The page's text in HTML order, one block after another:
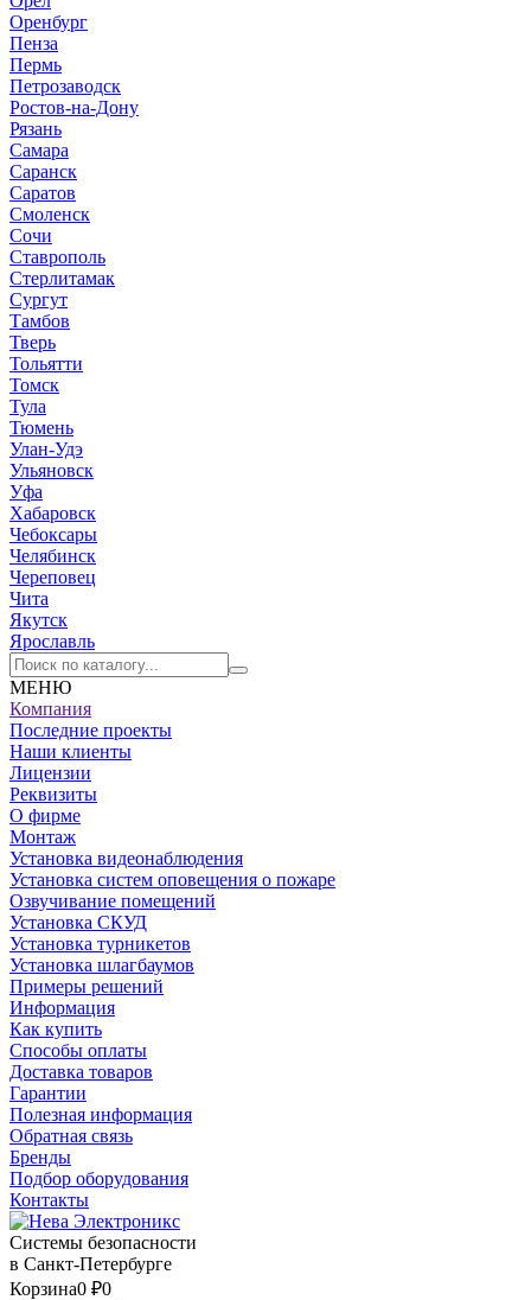
Оренбург
Пенза
Пермь
Петрозаводск
Ростов-на-Дону
Рязань
Самара
Саранск
Саратов
Смоленск
Сочи
Ставрополь
Стерлитамак
Сургут
Тамбов
Тверь
Тольятти
Томск
Тула
Тюмень
Улан-Удэ
Ульяновск
Уфа
Хабаровск
Чебоксары
Челябинск
Череповец
Чита
Якутск
Ярославль
МЕНЮ
Компания
Последние проекты
Наши клиенты
Лицензии
Реквизиты
О фирме
Монтаж
Установка видеонаблюдения
Установка систем оповещения о пожаре
Озвучивание помещений
Установка СКУД
Установка турникетов
Установка шлагбаумов
Примеры решений
Информация
Как купить
Способы оплаты
Доставка товаров
Гарантии
Полезная информация
Обратная связь
Бренды
Подбор оборудования
Контакты
Системы безопасности
в Санкт-Петербурге
Корзина0 ₽0